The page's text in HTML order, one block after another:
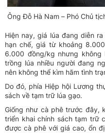
Ông Đỗ Hà Nam – Phó Chủ
Hiện nay, giá lúa đang diễn
hạn chế, giá từ khoảng
6.000 đồng/kg nhưng không
trồng lúa nhiều người đang
nên không thể kìm hãm tình
Do đó, phía Hiệp hội Lương
sách về tạm trữ lúa gạo.
Giống như cà phê trước đây,
triển khai chính sách tạm trữ
được cà phê với giá cao, ổn